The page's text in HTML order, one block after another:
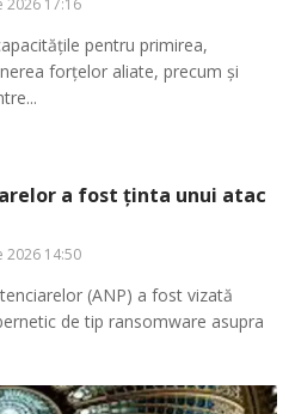
pentru primirea,
forțelor aliate, precum și
a fost ținta unui atac
2026 14:50
(ANP) a fost vizată
de tip ransomware asupra